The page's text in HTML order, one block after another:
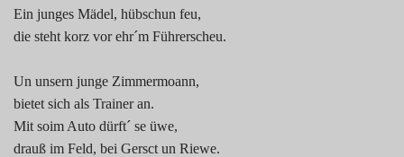
Ein junges Mädel, hübschun feu,
die steht korz vor ehr´m Führerscheu.
Un unsern junge Zimmermoann,
bietet sich als Trainer an.
Mit soim Auto dürft´ se üwe,
drauß im Feld, bei Gersct un Riewe.